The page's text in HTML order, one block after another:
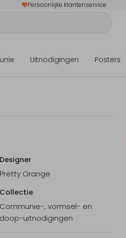
Persoonlijke klantenservice
Uitnodigingen Posters
Designer
Pretty Orange
Collectie
Communie-, vormsel- en
doop-uitnodigingen